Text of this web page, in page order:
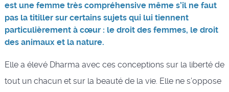
est une femme très compréhensive même s’il ne faut
pas la titiller sur certains sujets qui lui tiennent
particulièrement à cœur : le droit des femmes, le droit
des animaux et la nature.
Elle a élevé Dharma avec ces conceptions sur la liberté de
tout un chacun et sur la beauté de la vie. Elle ne s’oppose